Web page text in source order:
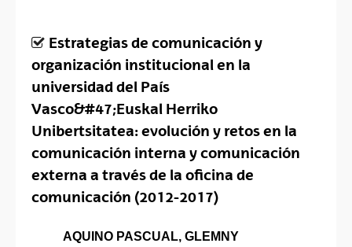
Estrategias de comunicación y
organización institucional en la
universidad del País
Vasco&#47;Euskal Herriko
Unibertsitatea: evolución y retos en la
comunicación interna y comunicación
externa a través de la oficina de
comunicación (2012-2017)
AQUINO PASCUAL, GLEMNY